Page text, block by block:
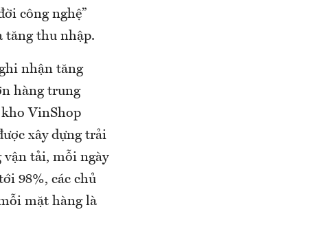
công nghệ”
tăng thu nhập.
nhận tăng
hàng trung
VinShop
xây dựng trải
tải, mỗi ngày
98%, các chủ
mặt hàng là